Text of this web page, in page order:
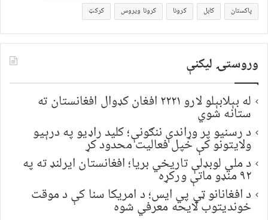
پاکستان
کابل کرونا کرونا ویروس کرکټ
وروستۍ ليکنې
له بېلابېلو لارو ۲۲۲۱ افغان کډوال افغانستان ته
ستانه شوي
د رسنیو پر وړاندې ننګونې؛ کلید راډیو په درېیو
ولایتونو کې خپل فعالیت محدود کړ
د ملي لوبډلې تاریخي بریا؛ افغانستان ایرلنډ ته په
۹۲ منډو ماتې ورکړه
د افغانانو ټي پي ایس؛ د امریکا سنا کې د موقت
خونديتوب لایحه معرفي شوه